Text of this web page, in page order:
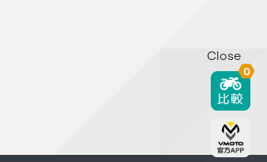
Close
0